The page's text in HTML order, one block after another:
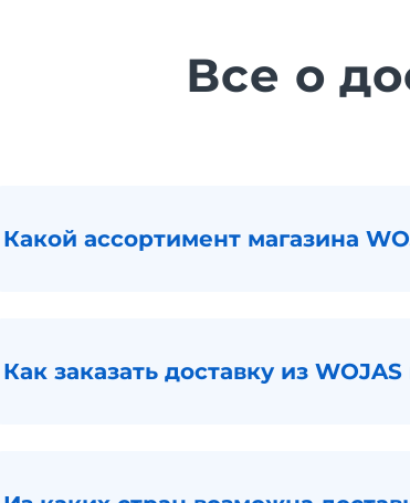
Все о
Какой ассортимент магазина
Как заказать доставку из WOJAS